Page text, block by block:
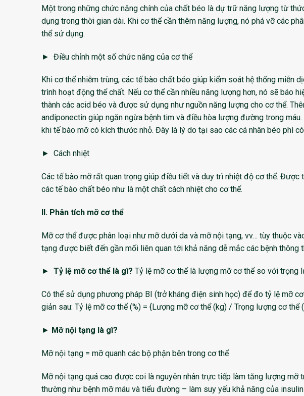
Một trong những chức năng chính của chất béo là dự trữ năng lượng từ
dụng trong thời gian dài. Khi cơ thể cần thêm năng lượng, nó phá vỡ các
thể sử dụng.
► Điều chỉnh một số chức năng của cơ thể
Khi cơ thể nhiễm trùng, các tế bào chất béo giúp kiểm soát hệ thống miễn
trình hoạt động thể chất. Nếu cơ thể cần nhiều năng lượng hơn, nó sẽ báo
thành các acid béo và được sử dụng như nguồn năng lượng cho cơ thể.
andiponectin giúp ngăn ngừa bệnh tim và điều hòa lượng đường trong
khi tế bào mỡ có kích thước nhỏ. Đây là lý do tại sao các cá nhân béo phì
► Cách nhiệt
Các tế bào mỡ rất quan trọng giúp điều tiết và duy trì nhiệt độ cơ thể.
các tế bào chất béo như là một chất cách nhiệt cho cơ thể.
II. Phân tích mỡ cơ thể
Mỡ cơ thể được phân loại như mỡ dưới da và mỡ nội tạng, vv… tùy thuộc
tạng được biết đến gần mối liên quan tới khả năng dễ mắc các bệnh thông
► Tỷ lệ mỡ cơ thể là gì? Tỷ lệ mỡ cơ thể là lượng mỡ cơ thể so với trọng
Có thể sử dụng phương pháp BI (trở kháng điện sinh học) để đo tỷ lệ mỡ
giản sau: Tỷ lệ mỡ cơ thể (%) = {Lượng mỡ cơ thể (kg) / Trọng lượng cơ thể
► Mỡ nội tạng là gì?
Mỡ nội tạng = mỡ quanh các bộ phận bên trong cơ thể
Mỡ nội tạng quá cao được coi là nguyên nhân trực tiếp làm tăng lượng mỡ
thường như bệnh mỡ máu và tiểu đường – làm suy yếu khả năng của